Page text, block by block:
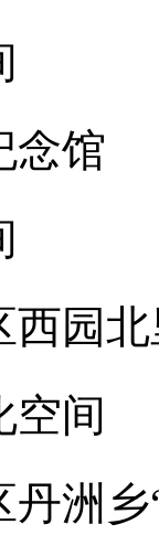
馆
园北
间
洲乡